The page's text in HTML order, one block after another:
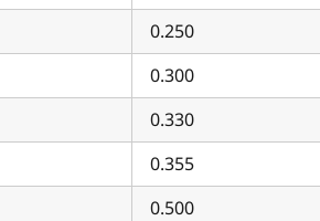
0.250
0.300
0.330
0.355
0.500